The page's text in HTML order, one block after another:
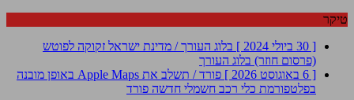
טיקר
[ 30 ביולי 2024 ]
בלוג העורך / מדינת ישראל זקוקה לפוטש
(פרסום חוזר) בלוג העורך
[ 6 באוגוסט 2026 ]
פורד / תשלב את Apple Maps באופן מובנה
בפלטפורמת כלי רכב חשמלי חדשה פורד